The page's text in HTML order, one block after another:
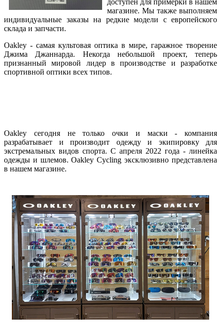
доступен для примерки в нашем
магазине. Мы также выполняем
индивидуальные заказы на редкие модели с европейского
склада и запчасти.
Oakley - самая культовая оптика в мире, гаражное творение
Джима Джаннарда. Некогда небольшой проект, теперь
признанный мировой лидер в производстве и разработке
спортивной оптики всех типов.
Oakley сегодня не только очки и маски - компания
разрабатывает и производит одежду и экипировку для
экстремальных видов спорта. С апреля 2022 года - линейка
одежды и шлемов. Oakley Cycling эксклюзивно представлена
в нашем магазине.